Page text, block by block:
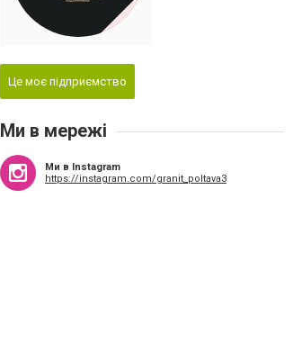
Це моє підприємство
Ми в мережі
Ми в Instagram
https://instagram.com/granit_poltava3